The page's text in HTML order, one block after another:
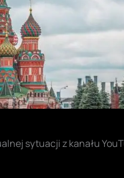
sytuacji z kanału